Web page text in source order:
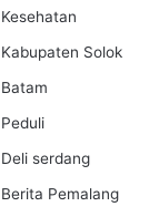
Kesehatan
Kabupaten Solok
Batam
Peduli
Deli serdang
Berita Pemalang